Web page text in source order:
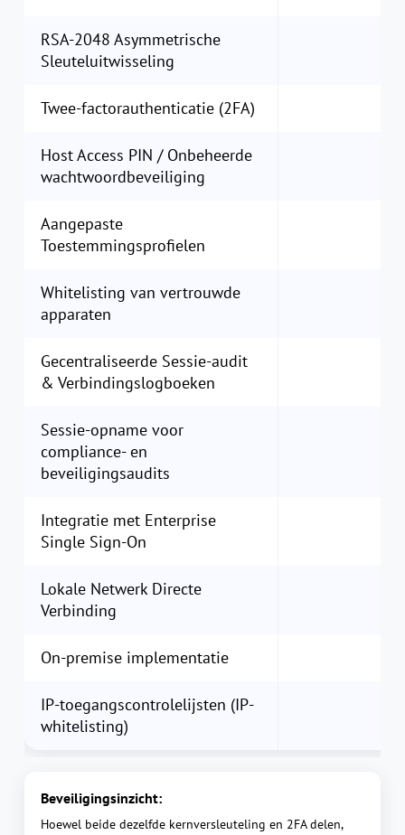
RSA-2048 Asymmetrische
Sleuteluitwisseling
Twee-factorauthenticatie (2FA)
Host Access PIN / Onbeheerde
wachtwoordbeveiliging
Aangepaste
Toestemmingsprofielen
Whitelisting van vertrouwde
apparaten
Gecentraliseerde Sessie-audit
& Verbindingslogboeken
Sessie-opname voor
compliance- en
beveiligingsaudits
Integratie met Enterprise
Single Sign-On
Lokale Netwerk Directe
Verbinding
On-premise implementatie
IP-toegangscontrolelijsten (IP-
whitelisting)
Beveiligingsinzicht:
Hoewel beide dezelfde kernversleuteling en 2FA delen,